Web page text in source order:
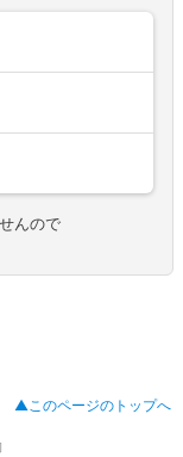
んので
▲このページのトップへ